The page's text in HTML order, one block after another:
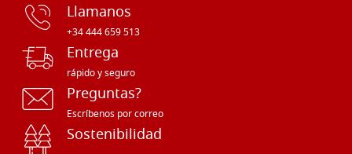
Llamanos
+34 444 659 513
Entrega
rápido y seguro
Preguntas?
Escríbenos por correo
Sostenibilidad